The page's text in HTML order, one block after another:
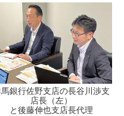
銀行佐野支店の長谷川渉支
店長（左）
と後藤伸也支店長代理